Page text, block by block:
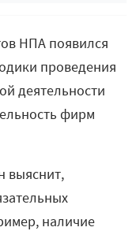
НПА появился
проведения
деятельности
фирм
выяснит,
наличие